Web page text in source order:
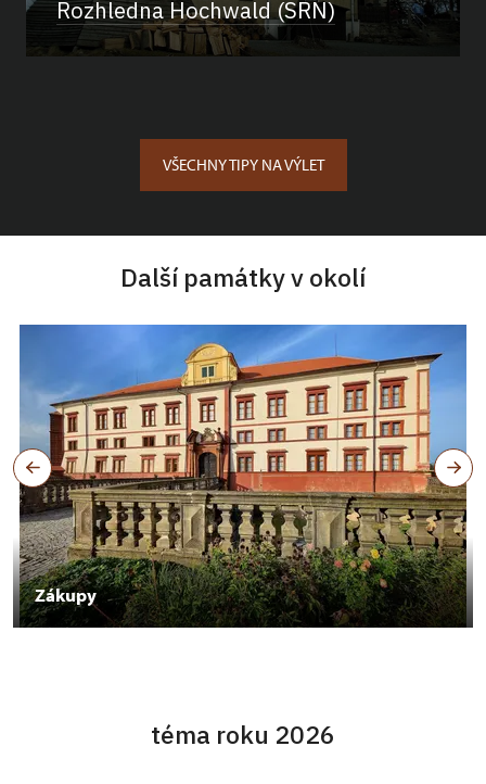
Rozhledna Hochwald (SRN)
VŠECHNY TIPY NA VÝLET
Další památky v okolí
Zákupy
téma roku 2026